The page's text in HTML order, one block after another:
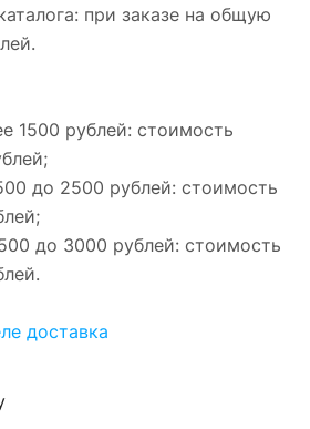
при заказе на общую
1500 рублей: стоимость
до 2500 рублей: стоимость
до 3000 рублей: стоимость
доставка